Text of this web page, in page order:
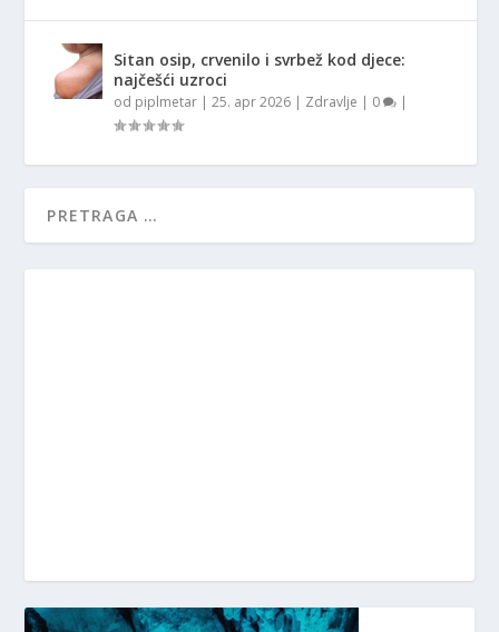
Sitan osip, crvenilo i svrbež kod djece:
najčešći uzroci
od piplmetar |25. apr 2026 | Zdravlje | 0 |